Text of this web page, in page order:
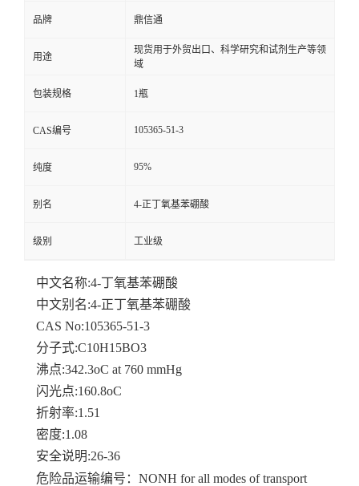
品牌 鼎信通
用途
现货用于外贸出口、科学研究和试剂生产等领
域
包装规格 1瓶
CAS编号 105365-51-3
纯度 95%
别名 4-正丁氧基苯硼酸
级别 工业级
中文名称:4-丁氧基苯硼酸
中文别名:4-正丁氧基苯硼酸
CAS No:105365-51-3
分子式:C10H15BO3
沸点:342.3oC at 760 mmHg
闪光点:160.8oC
折射率:1.51
密度:1.08
安全说明:26-36
危险品运输编号：NONH for all modes of transport